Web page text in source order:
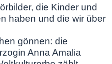
die Kinder und
haben und die wir über
gönnen: die
Anna Amalia